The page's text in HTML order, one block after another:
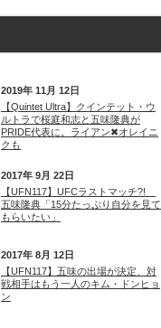
2019年 11月 12日
【Quintet Ultra】クインテット・ウ
ルトラで桜庭和志と五味隆典が
PRIDE代表に。ライアン✖オレイニ
クも
2017年 9月 22日
【UFN117】UFCラストマッチ?!
五味隆典「15分たっぷり自分を見て
もらいたい」
2017年 8月 12日
【UFN117】五味の出場が決定、対
戦相手はもう一人のキム・ドンヒョ
ン